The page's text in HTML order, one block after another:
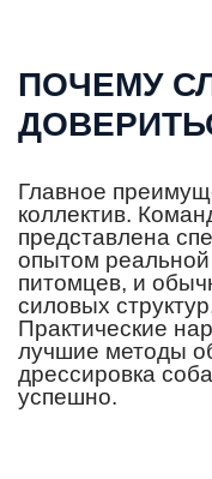
ПОЧЕМУ
Главное
коллектив.
представлена
опытом
питомцев, и
силовых
Практические
лучшие методы
дрессировка
успешно.